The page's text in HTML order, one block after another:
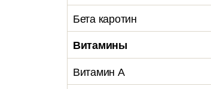
Бета каротин
Витамины
Витамин А